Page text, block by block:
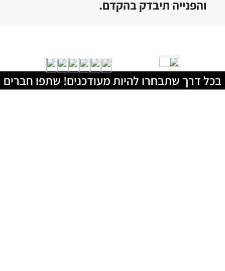
והפנייה תיבדק בהקדם.
בכל דרך שתבחרו להיות מעודכנים! שתפו חברים